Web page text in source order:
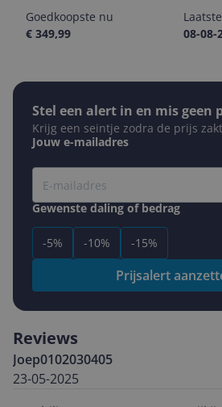
Goedkoopste nu
€ 349,99
08-08-
Stel een alert in en mis geen
Krijg een seintje zodra de prijs zakt
Jouw e-mailadres
Gewenste daling of bedrag
-5% -10% -15%
Prijsalert
Reviews
Joep0102030405
23-05-2025